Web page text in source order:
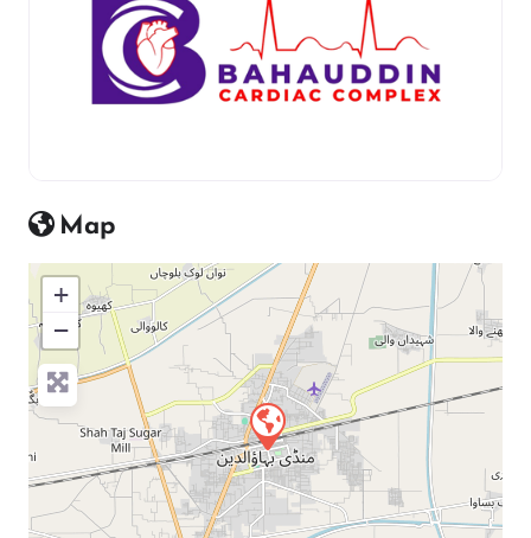
Map
+
−
Press Enter key to search